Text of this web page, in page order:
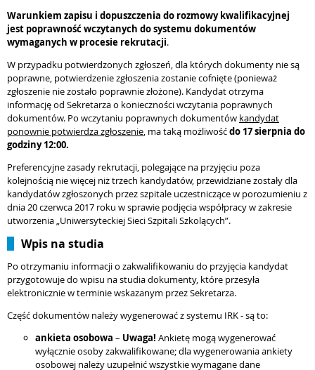
Warunkiem zapisu i dopuszczenia do rozmowy kwalifikacyjnej
jest poprawność wczytanych do systemu dokumentów
wymaganych w procesie rekrutacji.
W przypadku potwierdzonych zgłoszeń, dla których dokumenty nie są
poprawne, potwierdzenie zgłoszenia zostanie cofnięte (ponieważ
zgłoszenie nie zostało poprawnie złożone). Kandydat otrzyma
informację od Sekretarza o konieczności wczytania poprawnych
dokumentów. Po wczytaniu poprawnych dokumentów kandydat
ponownie potwierdza zgłoszenie, ma taką możliwośćdo 17 sierpnia do
godziny 12:00.
Preferencyjne zasady rekrutacji, polegające na przyjęciu poza
kolejnością nie więcej niż trzech kandydatów, przewidziane zostały dla
kandydatów zgłoszonych przez szpitale uczestniczące w porozumieniu z
dnia 20 czerwca 2017 roku w sprawie podjęcia współpracy w zakresie
utworzenia „Uniwersyteckiej Sieci Szpitali Szkolących”.
Wpis na studia
Po otrzymaniu informacji o zakwalifikowaniu do przyjęcia kandydat
przygotowuje do wpisu na studia dokumenty, które przesyła
elektronicznie w terminie wskazanym przez Sekretarza.
Część dokumentów należy wygenerować z systemu IRK - są to:
ankieta osobowa – Uwaga! Ankietę mogą wygenerować
wyłącznie osoby zakwalifikowane; dla wygenerowania ankiety
osobowej należy uzupełnić wszystkie wymagane dane